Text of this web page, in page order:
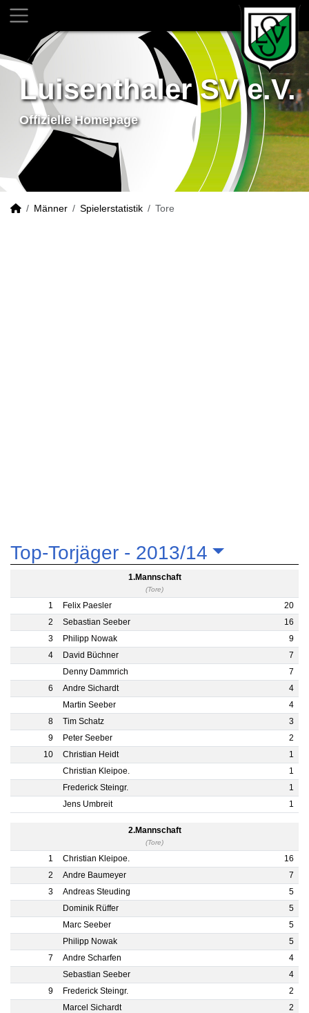
Luisenthaler SV e.V.
Offizielle Homepage
Männer Spielerstatistik Tore
Top-Torjäger - 2013/14
1.Mannschaft
(Tore)
1 Felix Paesler
20
2
Sebastian Seeber
16
3
Philipp Nowak
9
4
David Büchner
7
Denny Dammrich
7
6
Andre Sichardt
4
Martin Seeber
4
8
Tim Schatz
3
9
Peter Seeber
2
10
Christian Heidt
1
Christian Kleipoe.
1
Frederick Steingr.
1
Jens Umbreit
1
2.Mannschaft
(Tore)
1 Christian Kleipoe.
16
2
Andre Baumeyer
7
3
Andreas Steuding
5
Dominik Rüffer
5
Marc Seeber
5
Philipp Nowak
5
7
Andre Scharfen
4
Sebastian Seeber
4
9
Frederick Steingr.
2
Marcel Sichardt
2